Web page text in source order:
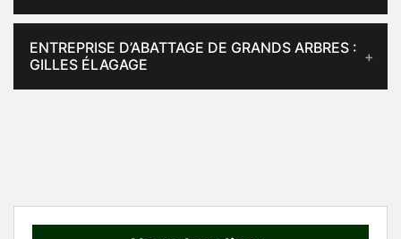
ENTREPRISE D’ABATTAGE DE GRANDS ARBRES :
GILLES ÉLAGAGE